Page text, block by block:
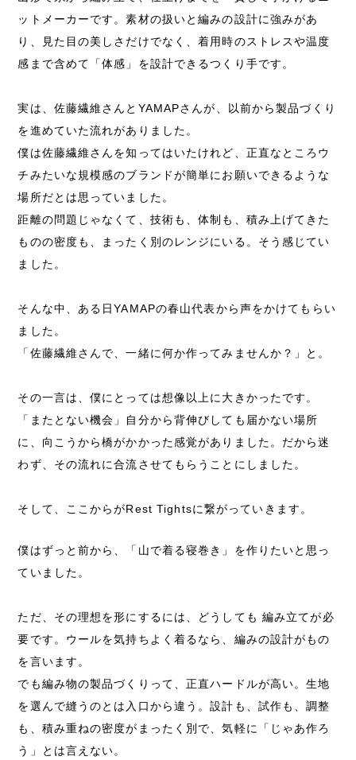
ットメーカーです。素材の扱いと編みの設計に強みがあ
り、見た目の美しさだけでなく、着用時のストレスや温度
感まで含めて「体感」を設計できるつくり手です。
実は、佐藤繊維さんとYAMAPさんが、以前から製品づくり
を進めていた流れがありました。
僕は佐藤繊維さんを知ってはいたけれど、正直なところウ
チみたいな規模感のブランドが簡単にお願いできるような
場所だとは思っていました。
距離の問題じゃなくて、技術も、体制も、積み上げてきた
ものの密度も、まったく別のレンジにいる。そう感じてい
ました。
そんな中、ある日YAMAPの春山代表から声をかけてもらい
ました。
「佐藤繊維さんで、一緒に何か作ってみませんか？」と。
その一言は、僕にとっては想像以上に大きかったです。
「またとない機会」自分から背伸びしても届かない場所
に、向こうから橋がかかった感覚がありました。だから迷
わず、その流れに合流させてもらうことにしました。
そして、ここからがRest Tightsに繋がっていきます。
僕はずっと前から、「山で着る寝巻き」を作りたいと思っ
ていました。
ただ、その理想を形にするには、どうしても 編み立てが必
要です。ウールを気持ちよく着るなら、編みの設計がもの
を言います。
でも編み物の製品づくりって、正直ハードルが高い。生地
を選んで縫うのとは入口から違う。設計も、試作も、調整
も、積み重ねの密度がまったく別で、気軽に「じゃあ作ろ
う」とは言えない。